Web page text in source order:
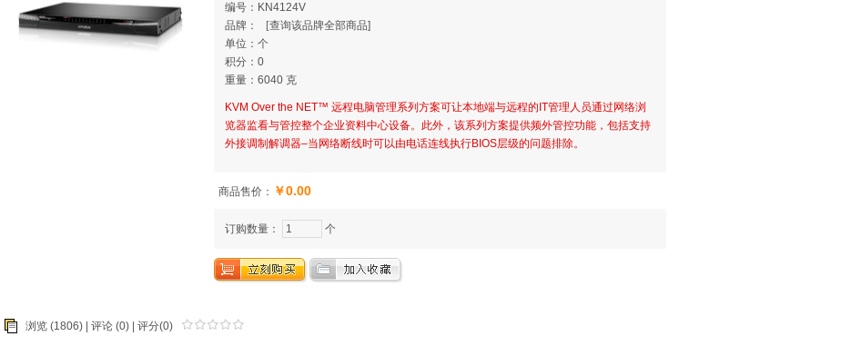
编号：KN4124V
品牌：
[查询该品牌全部商品]
单位：个
积分：0
重量：6040 克
KVM Over the NET™ 远程电脑管理系列方案可让本地端与远程的IT管理人员通过网络浏
览器监看与管控整个企业资料中心设备。此外，该系列方案提供频外管控功能，包括支持
外接调制解调器–当网络断线时可以由电话连线执行BIOS层级的问题排除。
商品售价： ￥0.00
订购数量： 个
浏览 (1806) | 评论 (0) | 评分(0)